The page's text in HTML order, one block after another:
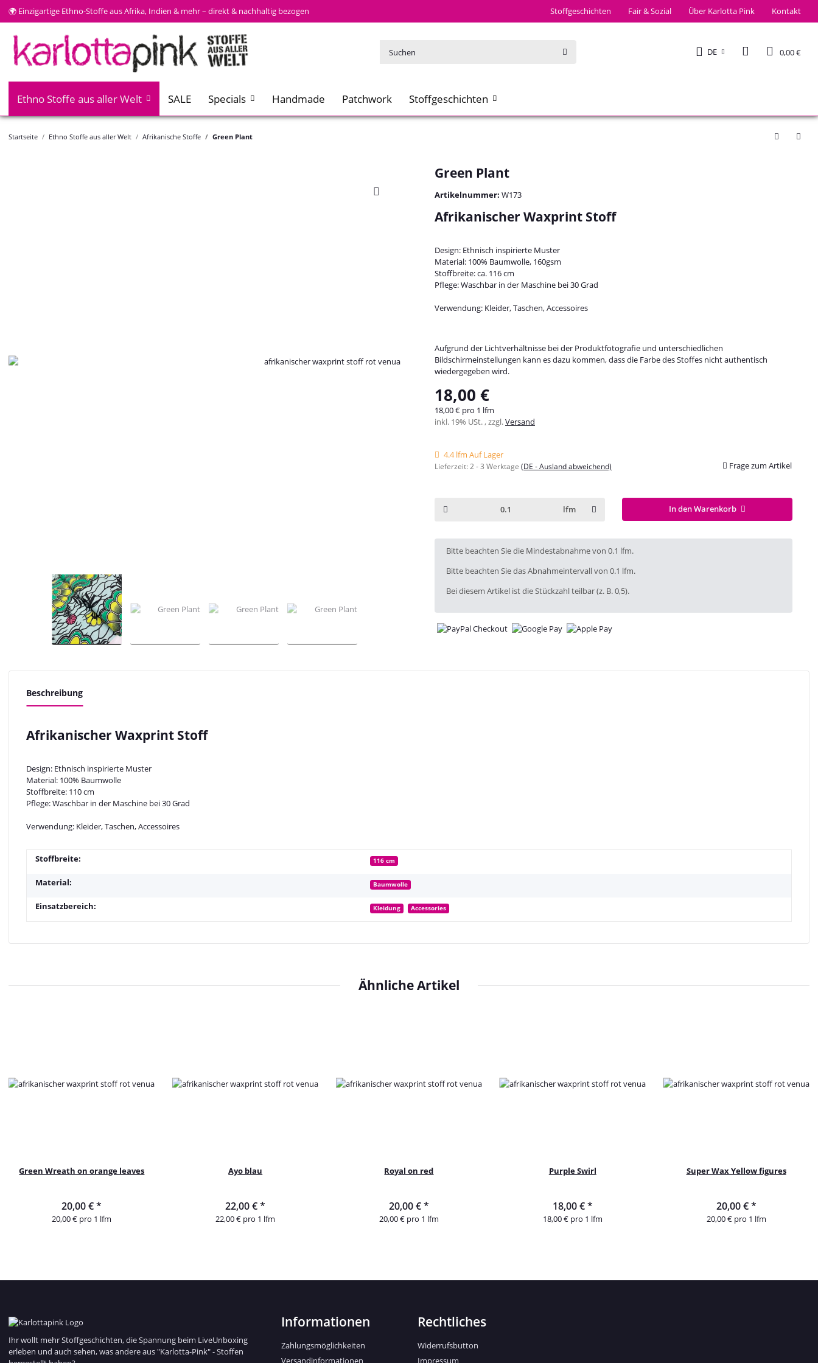
Stoffgeschichten Fair & Sozial Über Karlotta Pink Kontakt
🌍 Einzigartige Ethno-Stoffe aus Afrika, Indien & mehr – direkt & nachhaltig bezogen
DE 0,00 €
Ethno Stoffe aus aller Welt SALE Specials Handmade Patchwork Stoffgeschichten
Startseite Ethno Stoffe aus aller Welt Afrikanische Stoffe Green Plant
Green Plant
Artikelnummer: W173
Afrikanischer Waxprint Stoff
Design: Ethnisch inspirierte Muster
Material: 100% Baumwolle, 160gsm
Stoffbreite: ca. 116 cm
Pflege: Waschbar in der Maschine bei 30 Grad
Verwendung: Kleider, Taschen, Accessoires
Aufgrund der Lichtverhältnisse bei der Produktfotografie und unterschiedlichen
Bildschirmeinstellungen kann es dazu kommen, dass die Farbe des Stoffes nicht authentisch
wiedergegeben wird.
18,00 €
18,00 € pro 1 lfm
inkl. 19% USt. , zzgl.Versand
4.4 lfm Auf Lager
Lieferzeit:2 - 3 Werktage (DE - Ausland abweichend) Frage zum Artikel
lfm In den Warenkorb
x
Bitte beachten Sie die Mindestabnahme von 0.1 lfm.
Bitte beachten Sie das Abnahmeintervall von 0.1 lfm.
Bei diesem Artikel ist die Stückzahl teilbar (z. B. 0,5).
Beschreibung
Afrikanischer Waxprint Stoff
Design: Ethnisch inspirierte Muster
Material: 100% Baumwolle
Stoffbreite: 110 cm
Pflege: Waschbar in der Maschine bei 30 Grad
Verwendung: Kleider, Taschen, Accessoires
Stoffbreite: 116 cm
Material: Baumwolle
Einsatzbereich: Kleidung Accessories
Ähnliche Artikel
Green Wreath on orange leaves
20,00 €*
20,00 € pro 1 lfm
Ayo blau
22,00 €*
22,00 € pro 1 lfm
Royal on red
20,00 €*
20,00 € pro 1 lfm
Purple Swirl
18,00 €*
18,00 € pro 1 lfm
Super Wax Yellow figures
20,00 €*
20,00 € pro 1 lfm
Ihr wollt mehr Stoffgeschichten, die Spannung beim LiveUnboxing
erleben und auch sehen, was andere aus "Karlotta-Pink" - Stoffen
Informationen
Zahlungsmöglichkeiten
Versandinformationen
Rechtliches
Widerrufsbutton
Impressum